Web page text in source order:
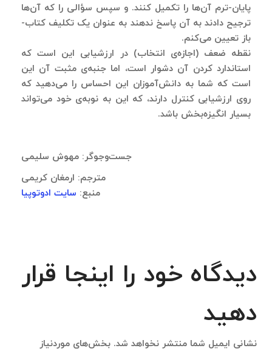
پایان-ترم آن‌ها را تکمیل کنند. و سپس سؤالی را که آن‌ها
ترجیح دادند به آن پاسخ ندهند به عنوان یک تکلیف کتاب-
باز تعیین می‌کنم.
نقطه ضعف (اجازه‌ی انتخاب) در ارزشیابی این است که
استاندارد کردن آن دشوار است، اما جنبه‌ی مثبت آن این
است که شما به دانش‌آموزان این احساس را می‌دهید که
روی ارزشیابی کنترل دارند، که این به نوبه‌ی خود می‌تواند
بسیار انگیزه‌بخش باشد.
جست‌وجوگر: مهوش سلیمی
مترجم: ارمغان کریمی
منبع: سایت ادوتوپیا
دیدگاه خود را اینجا قرار
دهید
نشانی ایمیل شما منتشر نخواهد شد. بخش‌های موردنیاز